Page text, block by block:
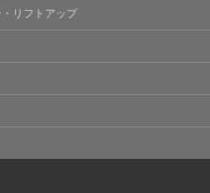
】
ネット閲覧を行う際、又は
機能です。
び類似技術を使用して収集
善や、WEBサイトを通じて
善のため、Cookieを使用す
ブラウザによりCookieを無
リフトアップ